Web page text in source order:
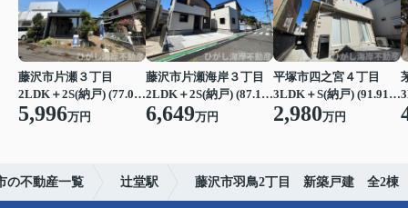
藤沢市片瀬３丁目
2LDK＋2S(納戸) (77.07㎡)
5,996万円
藤沢市片瀬海岸３丁目
2LDK＋2S(納戸) (87.15㎡)
6,649万円
平塚市四之宮４丁目
3LDK＋S(納戸) (91.91㎡)
2,980万円
の不動産一覧 辻堂駅 藤沢市羽鳥2丁目 新築戸建 全2棟